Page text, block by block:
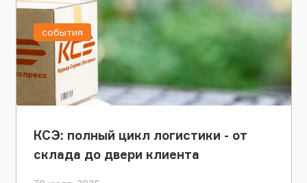
КСЭ: полный цикл логистики - от
склада до двери клиента
события